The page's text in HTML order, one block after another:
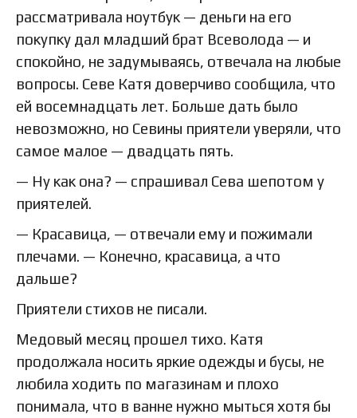
рассматривала ноутбук — деньги на его
покупку дал младший брат Всеволода — и
спокойно, не задумываясь, отвечала на любые
вопросы. Севе Катя доверчиво сообщила, что
ей восемнадцать лет. Больше дать было
невозможно, но Севины приятели уверяли, что
самое малое — двадцать пять.
— Ну как она? — спрашивал Сева шепотом у
приятелей.
— Красавица, — отвечали ему и пожимали
плечами. — Конечно, красавица, а что
дальше?
Приятели стихов не писали.
Медовый месяц прошел тихо. Катя
продолжала носить яркие одежды и бусы, не
любила ходить по магазинам и плохо
понимала, что в ванне нужно мыться хотя бы